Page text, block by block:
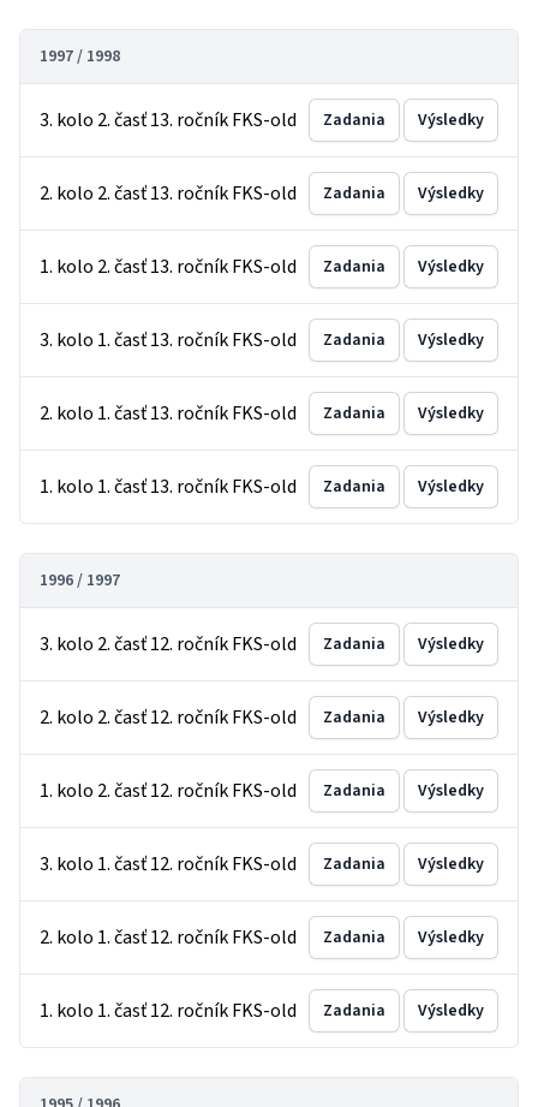
1997 / 1998
3. kolo 2. časť 13. ročník FKS-old Zadania Výsledky
2. kolo 2. časť 13. ročník FKS-old Zadania Výsledky
1. kolo 2. časť 13. ročník FKS-old Zadania Výsledky
3. kolo 1. časť 13. ročník FKS-old Zadania Výsledky
2. kolo 1. časť 13. ročník FKS-old Zadania Výsledky
1. kolo 1. časť 13. ročník FKS-old Zadania Výsledky
1996 / 1997
3. kolo 2. časť 12. ročník FKS-old Zadania Výsledky
2. kolo 2. časť 12. ročník FKS-old Zadania Výsledky
1. kolo 2. časť 12. ročník FKS-old Zadania Výsledky
3. kolo 1. časť 12. ročník FKS-old Zadania Výsledky
2. kolo 1. časť 12. ročník FKS-old Zadania Výsledky
1. kolo 1. časť 12. ročník FKS-old Zadania Výsledky